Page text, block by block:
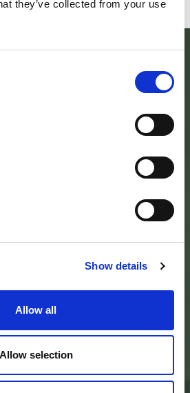
they’ve collected from your use
Show details
Allow all
Allow selection
PARCO
AR
DEL PARCO